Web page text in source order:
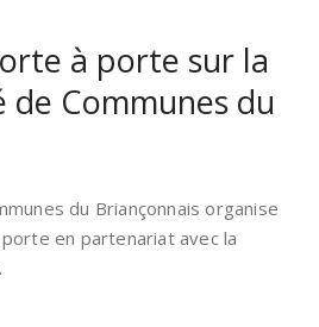
à porte sur la
Communes du
du Briançonnais organise
en partenariat avec la